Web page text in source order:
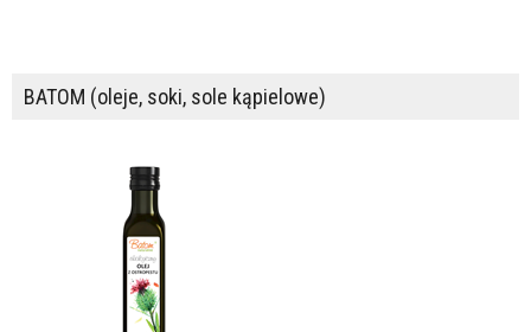
BATOM (oleje, soki, sole kąpielowe)